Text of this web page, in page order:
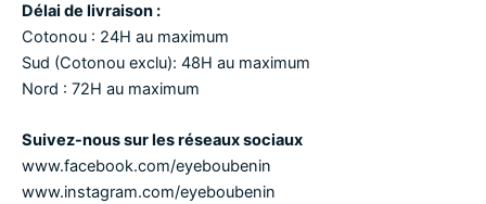
Délai de livraison :
Cotonou : 24H au maximum
Sud (Cotonou exclu): 48H au maximum
Nord : 72H au maximum
Suivez-nous sur les réseaux sociaux
www.facebook.com/eyeboubenin
www.instagram.com/eyeboubenin